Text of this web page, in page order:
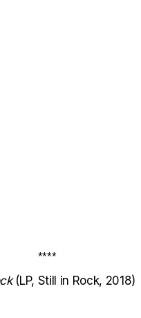
****
(LP, Still in Rock, 2018)